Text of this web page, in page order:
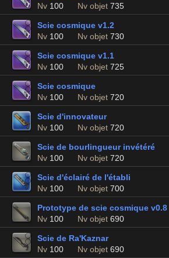
Nv 100 Nv objet 735
Scie cosmique v1.2
Nv 100 Nv objet 730
Scie cosmique v1.1
Nv 100 Nv objet 725
Scie cosmique
Nv 100 Nv objet 720
Scie d'innovateur
Nv 100 Nv objet 720
Scie de bourlingueur invétéré
Nv 100 Nv objet 720
Scie d'éclairé de l'établi
Nv 100 Nv objet 700
Prototype de scie cosmique v0.8
Nv 100 Nv objet 690
Scie de Ra'Kaznar
Nv 100 Nv objet 690